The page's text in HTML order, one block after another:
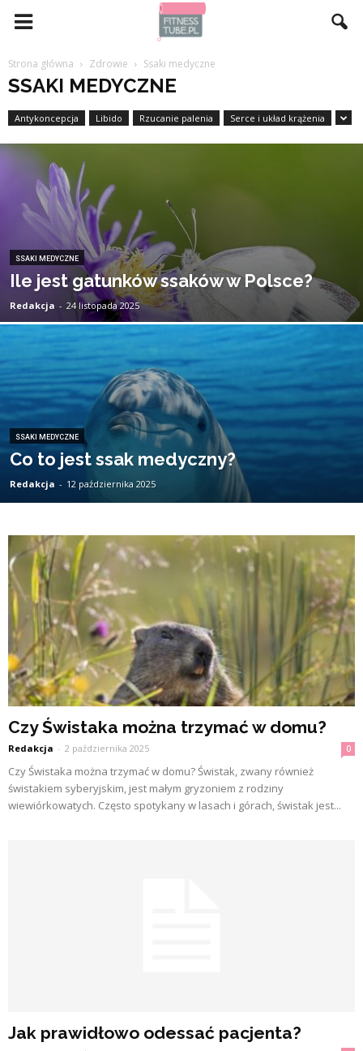
Strona główna Zdrowie Ssaki medyczne
SSAKI MEDYCZNE
Antykoncepcja Libido Rzucanie palenia Serce i układ krążenia
SSAKI MEDYCZNE
Ile jest gatunków ssaków w Polsce?
Redakcja - 24 listopada 2025
SSAKI MEDYCZNE
Co to jest ssak medyczny?
Redakcja - 12 października 2025
Czy Świstaka można trzymać w domu?
Redakcja - 2 października 2025 0
Czy Świstaka można trzymać w domu? Świstak, zwany również
świstakiem syberyjskim, jest małym gryzoniem z rodziny
wiewiórkowatych. Często spotykany w lasach i górach, świstak jest...
Jak prawidłowo odessać pacjenta?